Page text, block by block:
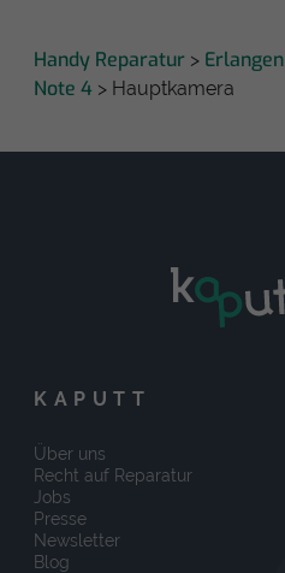
Handy Reparatur > Erlangen
Note 4 > Hauptkamera
KAPUTT
Über uns
Recht auf Reparatur
Jobs
Presse
Newsletter
Blog